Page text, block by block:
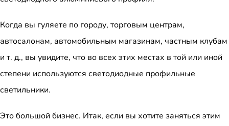
Когда вы гуляете по городу, торговым центрам,
автосалонам, автомобильным магазинам, частным клубам
и т. д., вы увидите, что во всех этих местах в той или иной
степени используются светодиодные профильные
светильники.
Это большой бизнес. Итак, если вы хотите заняться этим